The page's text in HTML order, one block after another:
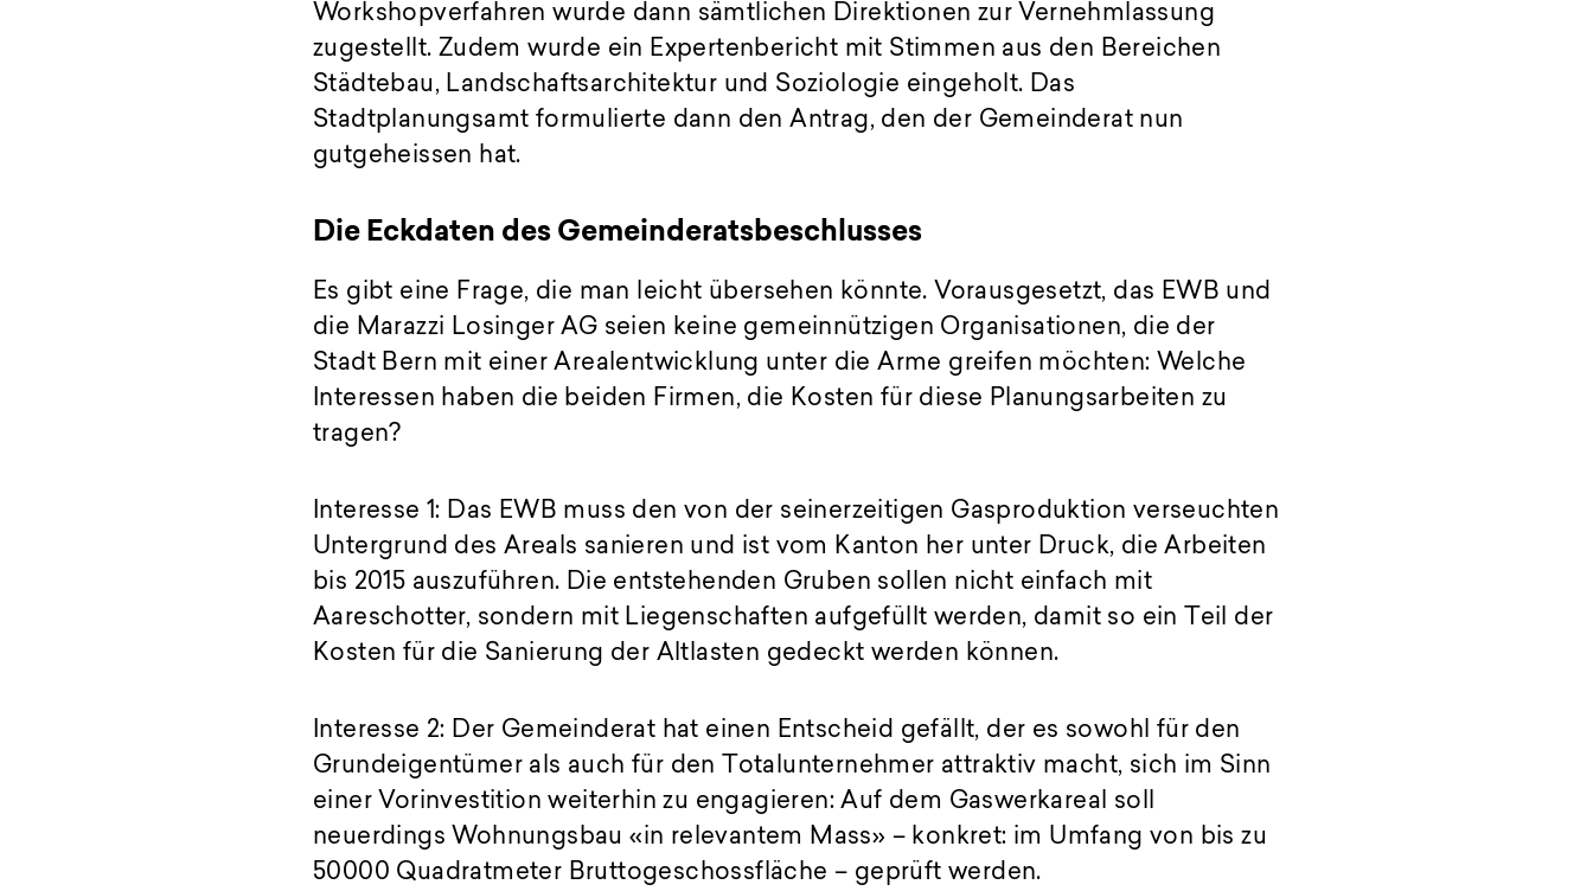
Workshopverfahren wurde dann sämtlichen Direktionen zur Vernehmlassung
zugestellt. Zudem wurde ein Expertenbericht mit Stimmen aus den Bereichen
Städtebau, Landschaftsarchitektur und Soziologie eingeholt. Das
Stadtplanungsamt formulierte dann den Antrag, den der Gemeinderat nun
gutgeheissen hat.
Die Eckdaten des Gemeinderatsbeschlusses
Es gibt eine Frage, die man leicht übersehen könnte. Vorausgesetzt, das EWB und
die Marazzi Losinger AG seien keine gemeinnützigen Organisationen, die der
Stadt Bern mit einer Arealentwicklung unter die Arme greifen möchten: Welche
Interessen haben die beiden Firmen, die Kosten für diese Planungsarbeiten zu
tragen?
Interesse 1: Das EWB muss den von der seinerzeitigen Gasproduktion verseuchten
Untergrund des Areals sanieren und ist vom Kanton her unter Druck, die Arbeiten
bis 2015 auszuführen. Die entstehenden Gruben sollen nicht einfach mit
Aareschotter, sondern mit Liegenschaften aufgefüllt werden, damit so ein Teil der
Kosten für die Sanierung der Altlasten gedeckt werden können.
Interesse 2: Der Gemeinderat hat einen Entscheid gefällt, der es sowohl für den
Grundeigentümer als auch für den Totalunternehmer attraktiv macht, sich im Sinn
einer Vorinvestition weiterhin zu engagieren: Auf dem Gaswerkareal soll
neuerdings Wohnungsbau «in relevantem Mass» – konkret: im Umfang von bis zu
50000 Quadratmeter Bruttogeschossfläche – geprüft werden.